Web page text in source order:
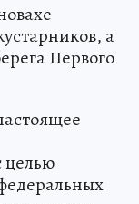
а
Первого
целью